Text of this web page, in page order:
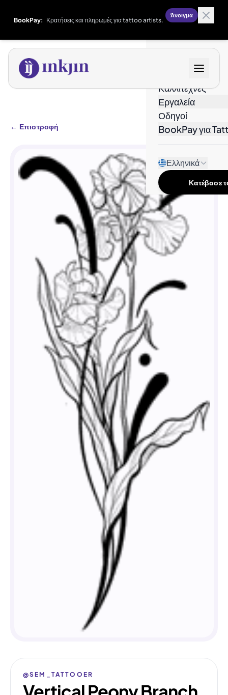
BookPay: Κρατήσεις και πληρωμές για tattoo artists.
Άνοιγμα
Καλλιτέχνες
Εργαλεία
Οδηγοί
BookPay για
Ελληνικά
Κατέβασε
← Επιστροφή
@SEM_TATTOOER